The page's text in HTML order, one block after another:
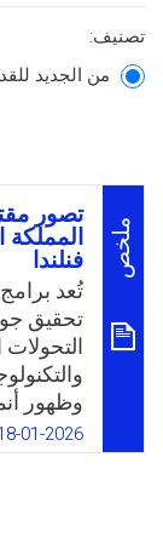
تصنيف:
من الجديد
ملخص
تصور
المملكة
فنلندا
تُعد
تحقيق
وظهور
تجربة
01-2026